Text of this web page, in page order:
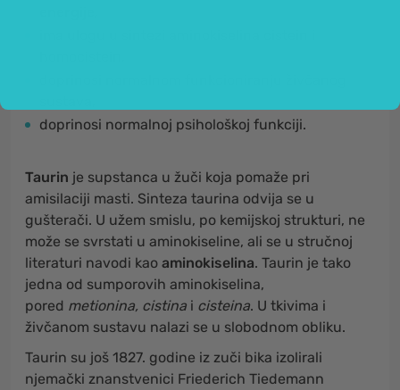
doprinosi normalnoj psihološkoj funkciji.
Taurin je supstanca u žuči koja pomaže pri
amisilaciji masti. Sinteza taurina odvija se u
gušterači. U užem smislu, po kemijskoj strukturi, ne
može se svrstati u aminokiseline, ali se u stručnoj
literaturi navodi kao aminokiselina. Taurin je tako
jedna od sumporovih aminokiselina,
pored metionina, cistina i cisteina. U tkivima i
živčanom sustavu nalazi se u slobodnom obliku.
Taurin su još 1827. godine iz zuči bika izolirali
njemački znanstvenici Friederich Tiedemann